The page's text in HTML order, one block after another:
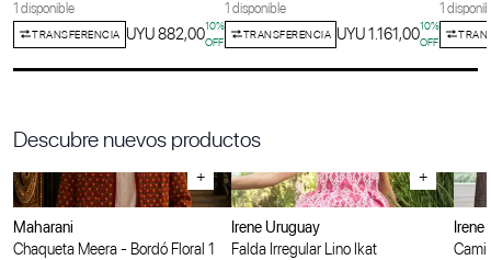
1 disponible
TRANSFERENCIA UYU 882,0010%
OFF
1 disponible
TRANSFERENCIA UYU 1.161,0010%
OFF
1
Descubre nuevos productos
+
Maharani
Chaqueta Meera - Bordó Floral 1
+
Irene Uruguay
Falda Irregular Lino Ikat
Irene